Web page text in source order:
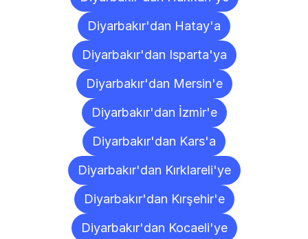
Diyarbakır'dan Hatay'a
Diyarbakır'dan Isparta'ya
Diyarbakır'dan Mersin'e
Diyarbakır'dan İzmir'e
Diyarbakır'dan Kars'a
Diyarbakır'dan Kırklareli'ye
Diyarbakır'dan Kırşehir'e
Diyarbakır'dan Kocaeli'ye